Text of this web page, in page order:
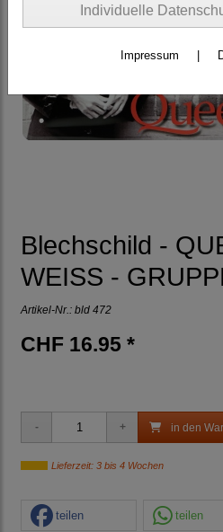
Blechschild -
WEISS -
Artikel-Nr.: bld 472
CHF 16.95 *
in den
Lieferzeit: 3 bis 4 Wochen
teilen teilen
Individuelle
Impressum